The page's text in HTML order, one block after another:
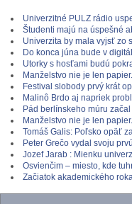
Univerzitné PULZ rádio
Študenti majú na úspešné
Univerzita by mala vyjsť zo
Do konca júna bude v
Utorky s hosťami budú
Manželstvo nie je len
Festival slobody prvý krát
Malinô Brdo aj napriek
Pád berlínskeho múru
Manželstvo nie je len
Tomáš Galis: Poľsko opäť
Peter Grečo vydal svoju
Jozef Jarab : Mienku
Osvienčim – miesto, kde
Začiatok akademického